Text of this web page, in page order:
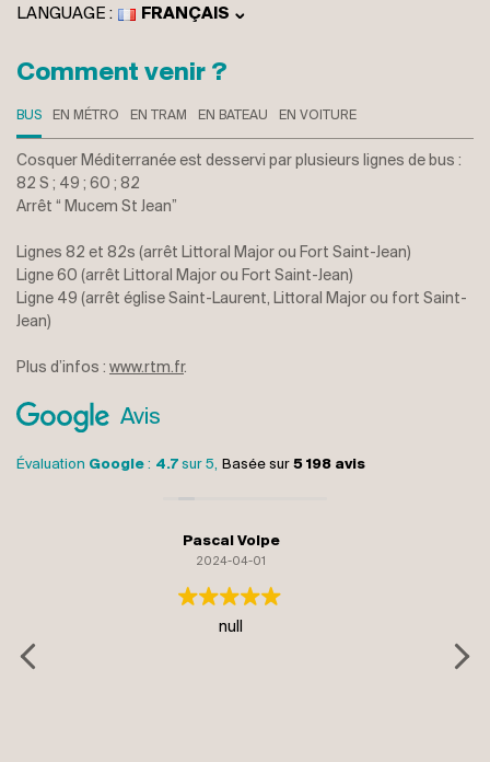
FRANÇAIS
ITALIANO
Comment venir ?
BUS EN MÉTRO EN TRAM EN BATEAU EN VOITURE
Cosquer Méditerranée est desservi par plusieurs lignes de bus :
82 S ; 49 ; 60 ; 82
Arrêt “ Mucem St Jean”
Lignes 82 et 82s (arrêt Littoral Major ou Fort Saint-Jean)
Ligne 60 (arrêt Littoral Major ou Fort Saint-Jean)
Ligne 49 (arrêt église Saint-Laurent, Littoral Major ou fort Saint-
Jean)
Plus d’infos : www.rtm.fr.
Avis
monique gelormini
Remarquable reproduction de la grotte en
wagonnets tournent sur eux mêmes
de voir toutes les figures de face Un seul
Évaluation Google : 4.7 sur 5, Basée sur 5 198 avis